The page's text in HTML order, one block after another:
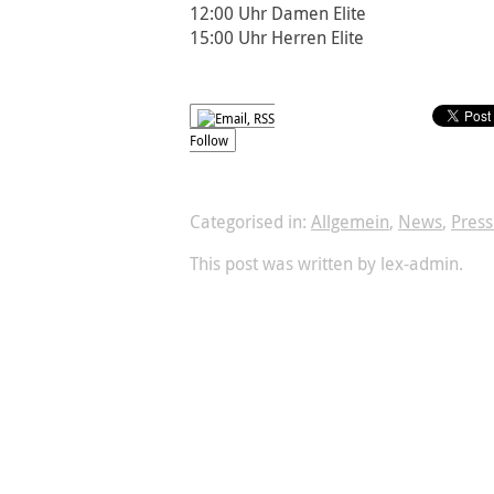
12:00 Uhr Damen Elite
15:00 Uhr Herren Elite
Follow
Categorised in: Allgemein, News,
This post was written by lex-admin.